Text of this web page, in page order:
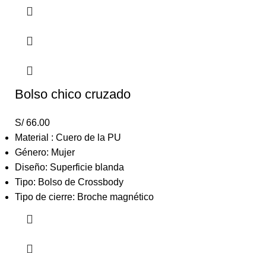
Bolso chico cruzado
S/66.00
Material : Cuero de la PU
Género: Mujer
Diseño: Superficie blanda
Tipo: Bolso de Crossbody
Tipo de cierre: Broche magnético